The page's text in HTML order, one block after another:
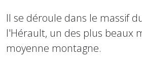
Il se déroule dans le massif
l'Hérault, un des plus beaux
moyenne montagne.